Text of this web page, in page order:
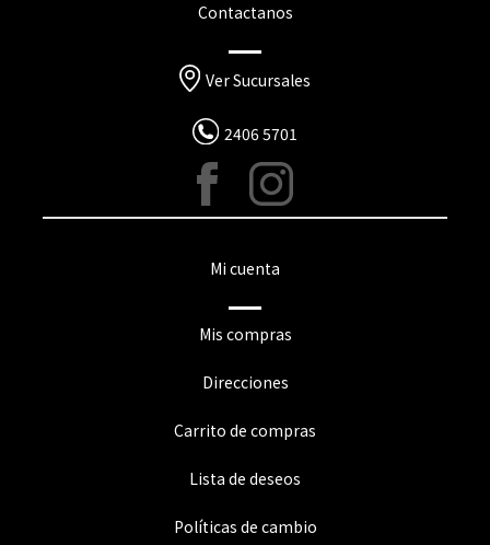
Contactanos
Ver Sucursales
2406 5701
Mi cuenta
Mis compras
Direcciones
Carrito de compras
Lista de deseos
Políticas de cambio